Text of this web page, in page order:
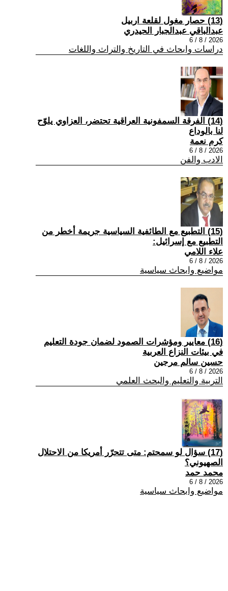
(13) حصار مغول لقلعة اربيل
عبدالباقي عبدالجبار الحيدري
2026 / 8 / 6
دراسات وابحاث في التاريخ والتراث واللغات
(14) الفرقة السمفونية العراقية تحتضر، العزاوي يلوّح
لنا بالوداع
كرم نعمة
2026 / 8 / 6
الادب والفن
(15) التطبيع مع الطائفية السياسية جريمة أخطر من
التطبيع مع إسرائيل:
علاء اللامي
2026 / 8 / 6
مواضيع وابحاث سياسية
(16) معايير ومؤشرات الصمود لضمان جودة التعليم
في بيئات النزاع العربية
حسين سالم مرجين
2026 / 8 / 6
التربية والتعليم والبحث العلمي
(17) سؤال لو سمحتم: متى تتحرّر أمريكا من الاحتلال
الصهيوني؟
محمد حمد
2026 / 8 / 6
مواضيع وابحاث سياسية